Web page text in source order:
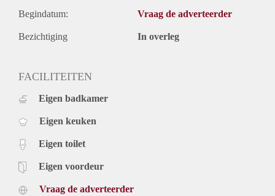
Begindatum: Vraag de adverteerder
Bezichtiging In overleg
FACILITEITEN
Eigen badkamer
Eigen keuken
Eigen toilet
Eigen voordeur
Vraag de adverteerder